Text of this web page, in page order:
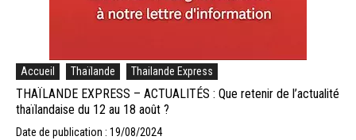
Accueil Thaïlande Thailande Express
THAÏLANDE EXPRESS – ACTUALITÉS : Que retenir de l’actualité
thaïlandaise du 12 au 18 août ?
Date de publication : 19/08/2024